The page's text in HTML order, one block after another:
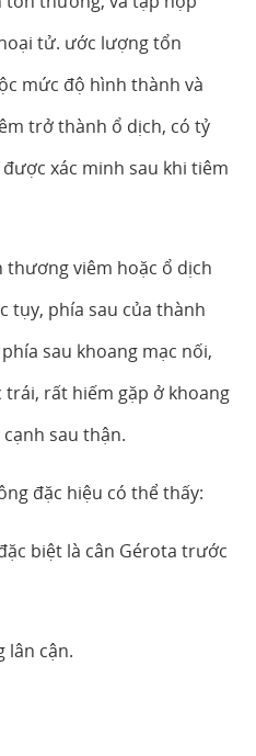
tử. ước lượng tổn
mức độ hình thành và
trở thành ổ dịch, có tỷ
xác minh sau khi tiêm
viêm hoặc ổ dịch
tụy, phía sau của thành
sau khoang mạc nối,
rất hiếm gặp ở khoang
sau thận.
đặc hiệu có thể thấy:
biệt là cân Gérota trước
lân cận.